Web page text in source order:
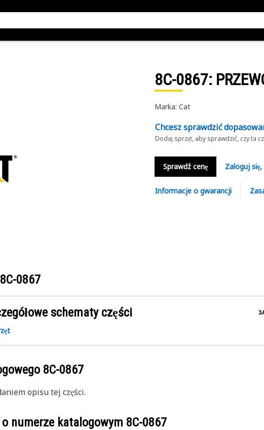
8C-0867:
Marka: Cat
Chcesz sprawdzić
Dodaj sprzęt, aby sprawdzić, czy ta
Sprawdź cenę Zaloguj
Informacje o gwarancji
8C-0867
schematy części
8C-0867
opisu tej części.
numerze katalogowym 8C-0867